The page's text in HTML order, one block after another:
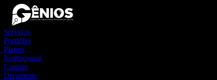
Serviços
Portfólio
Planos
Institucional
Contato
Orçamento